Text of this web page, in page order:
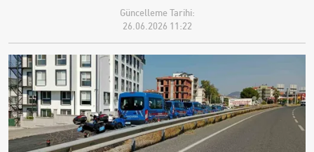
Güncelleme Tarihi:
26.06.2026 11:22